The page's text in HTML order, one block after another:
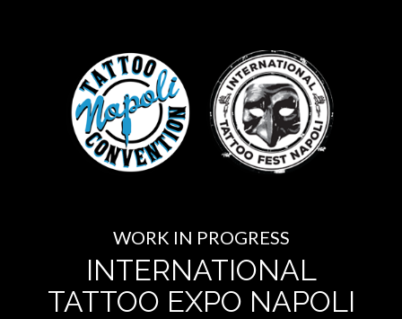
WORK IN PROGRESS
INTERNATIONAL
TATTOO EXPO NAPOLI